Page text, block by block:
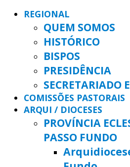
REGIONAL
QUEM SOMOS
HISTÓRICO
BISPOS
PRESIDÊNCIA
SECRETARIADO
COMISSÕES PASTORAIS
ARQUI / DIOCESES
PROVÍNCIA
PASSO FUNDO